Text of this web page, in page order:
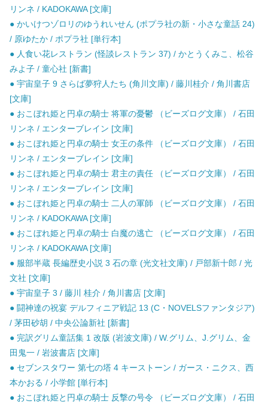
リンネ / KADOKAWA [文庫]
● かいけつゾロリのゆうれいせん (ポプラ社の新・小さな童話 24)
/ 原ゆたか / ポプラ社 [単行本]
● 人食い花レストラン (怪談レストラン 37) / かとうくみこ、松谷
みよ子 / 童心社 [新書]
● 宇宙皇子 9 さらば夢狩人たち (角川文庫) / 藤川桂介 / 角川書店
[文庫]
● おこぼれ姫と円卓の騎士 将軍の憂鬱 （ビーズログ文庫） / 石田
リンネ / エンターブレイン [文庫]
● おこぼれ姫と円卓の騎士 女王の条件 （ビーズログ文庫） / 石田
リンネ / エンターブレイン [文庫]
● おこぼれ姫と円卓の騎士 君主の責任 （ビーズログ文庫） / 石田
リンネ / エンターブレイン [文庫]
● おこぼれ姫と円卓の騎士 二人の軍師 （ビーズログ文庫） / 石田
リンネ / KADOKAWA [文庫]
● おこぼれ姫と円卓の騎士 白魔の逃亡 （ビーズログ文庫） / 石田
リンネ / KADOKAWA [文庫]
● 服部半蔵 長編歴史小説 3 石の章 (光文社文庫) / 戸部新十郎 / 光
文社 [文庫]
● 宇宙皇子 3 / 藤川 桂介 / 角川書店 [文庫]
● 闘神達の祝宴 デルフィニア戦記 13 (C・NOVELSファンタジア)
/ 茅田砂胡 / 中央公論新社 [新書]
● 完訳グリム童話集 1 改版 (岩波文庫) / W.グリム、J.グリム、金
田鬼一 / 岩波書店 [文庫]
● セブンスタワー 第七の塔 4 キーストーン / ガース・ニクス、西
本かおる / 小学館 [単行本]
● おこぼれ姫と円卓の騎士 反撃の号令 （ビーズログ文庫） / 石田